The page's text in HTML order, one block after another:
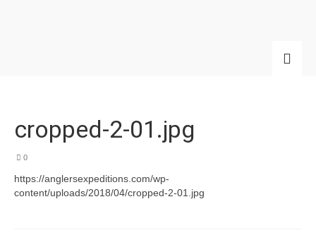
cropped-2-01.jpg
0
https://anglersexpeditions.com/wp-
content/uploads/2018/04/cropped-2-01.jpg